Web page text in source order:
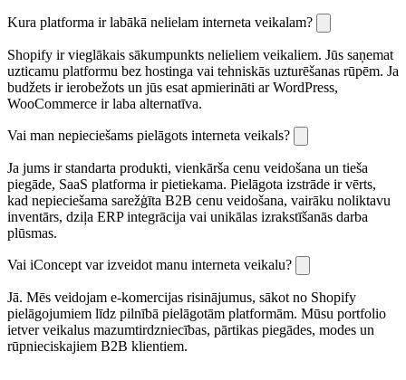
Kura platforma ir labākā nelielam interneta veikalam?
Shopify ir vieglākais sākumpunkts nelieliem veikaliem. Jūs saņemat
uzticamu platformu bez hostinga vai tehniskās uzturēšanas rūpēm. Ja
budžets ir ierobežots un jūs esat apmierināti ar WordPress,
WooCommerce ir laba alternatīva.
Vai man nepieciešams pielāgots interneta veikals?
Ja jums ir standarta produkti, vienkārša cenu veidošana un tieša
piegāde, SaaS platforma ir pietiekama. Pielāgota izstrāde ir vērts,
kad nepieciešama sarežģīta B2B cenu veidošana, vairāku noliktavu
inventārs, dziļa ERP integrācija vai unikālas izrakstīšanās darba
plūsmas.
Vai iConcept var izveidot manu interneta veikalu?
Jā. Mēs veidojam e-komercijas risinājumus, sākot no Shopify
pielāgojumiem līdz pilnībā pielāgotām platformām. Mūsu portfolio
ietver veikalus mazumtirdzniecības, pārtikas piegādes, modes un
rūpnieciskajiem B2B klientiem.